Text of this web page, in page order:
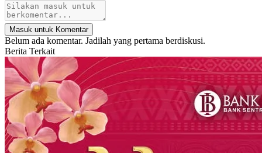
Masuk untuk Komentar
Belum ada komentar. Jadilah yang pertama berdiskusi.
Berita Terkait